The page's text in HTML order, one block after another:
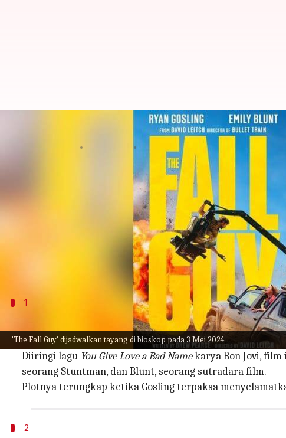
'The Fall Guy' dijadwalkan tayang di bioskop pada 3 Mei 2024
'The Fall Guy' Akan Dirilis Bulan
11:59 am
Universal Pictures secara resmi telah menunda
Film ini akan menempati slot yang ditinggalkan oleh
pemogokan para aktor Hollywood yang baru saja
1
Trailer 'The Fall Guy' Menyajikan
Universal meluncurkan trailer resmi The Fall Guy yang
Diiringi lagu You Give Love a Bad Namekarya Bon Jovi,
seorang Stuntman, dan Blunt, seorang sutradara film.
Plotnya terungkap ketika Gosling terpaksa
2